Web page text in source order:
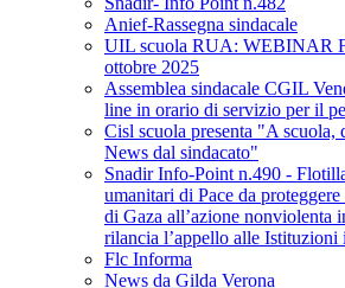
Anief-Rassegna sindacale
UIL scuola RUA: WEBINAR
ottobre 2025
Assemblea sindacale CGIL
line in orario di servizio per il
Cisl scuola presenta "A
News dal sindacato"
Snadir Info-Point n.490 -
umanitari di Pace da
di Gaza all’azione nonviolenta
rilancia l’appello alle Istituzioni
Flc Informa
News da Gilda Verona